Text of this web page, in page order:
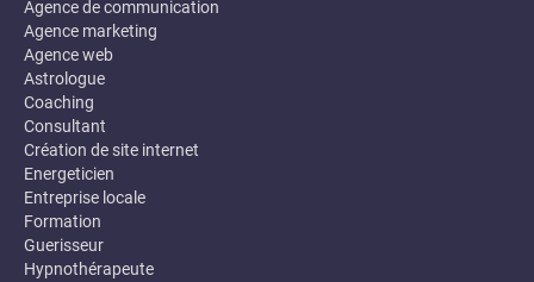
Agence de communication
Agence marketing
Agence web
Astrologue
Coaching
Consultant
Création de site internet
Energeticien
Entreprise locale
Formation
Guerisseur
Hypnothérapeute